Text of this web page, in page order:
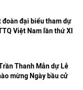
đoàn đại biểu tham dự
Việt Nam lần thứ XI
Thanh Mẫn dự Lễ
mừng Ngày bầu cử